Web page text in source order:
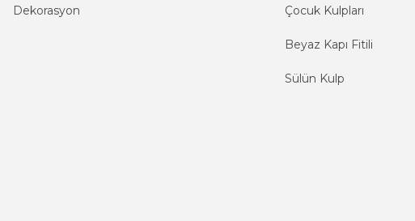
Dekorasyon Çocuk Kulpları
Beyaz Kapı Fitili
Sülün Kulp